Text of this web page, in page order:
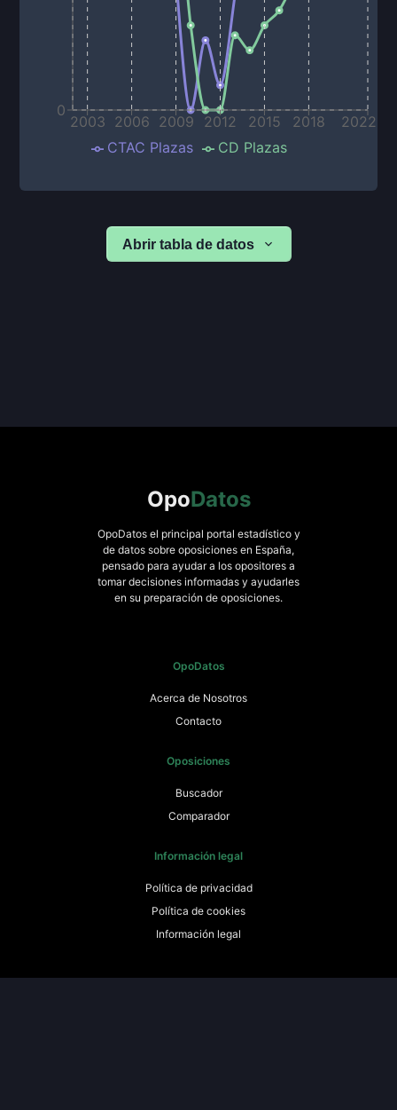
2003 2006 2009 2012 2015 2018 2022
0
CTAC Plazas CD Plazas
Abrir tabla de datos
OpoDatos
OpoDatos el principal portal estadístico y
de datos sobre oposiciones en España,
pensado para ayudar a los opositores a
tomar decisiones informadas y ayudarles
en su preparación de oposiciones.
OpoDatos
Acerca de Nosotros
Contacto
Oposiciones
Buscador
Comparador
Información legal
Política de privacidad
Política de cookies
Información legal